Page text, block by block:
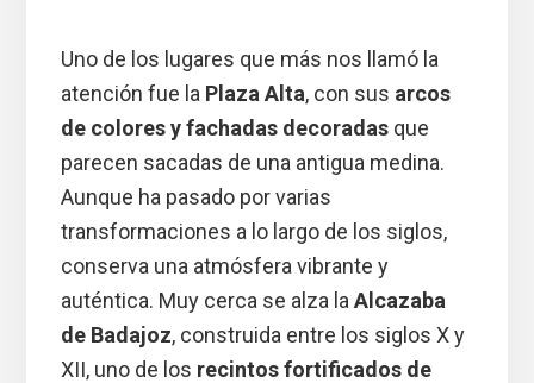
Uno de los lugares que más nos llamó la
atención fue la Plaza Alta, con sus arcos
de colores y fachadas decoradasque
parecen sacadas de una antigua medina.
Aunque ha pasado por varias
transformaciones a lo largo de los siglos,
conserva una atmósfera vibrante y
auténtica. Muy cerca se alza la Alcazaba
de Badajoz, construida entre los siglos X y
XII, uno de los recintos fortificados de